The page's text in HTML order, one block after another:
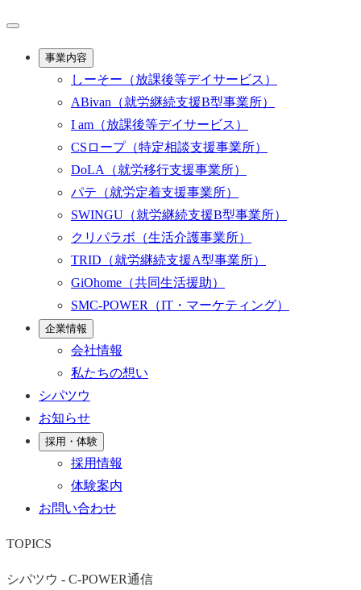
事業内容
しーそー （放課後等デイサービス）
ABivan （就労継続支援B型事業所）
I am （放課後等デイサービス）
CSロープ（特定相談支援事業所）
DoLA
（就労移行支援事業所）
パテ （就労定着支援事業所）
SWINGU （就労継続支援B型事業所）
クリパラボ （生活介護事業所）
TRID （就労継続支援A型事業所）
GiOhome （共同生活援助）
SMC-POWER
（IT・マーケティング）
企業情報
会社情報
私たちの想い
シパツウ
お知らせ
採用・体験
採用情報
体験案内
お問い合わせ
TOPICS
シパツウ - C-POWER通信